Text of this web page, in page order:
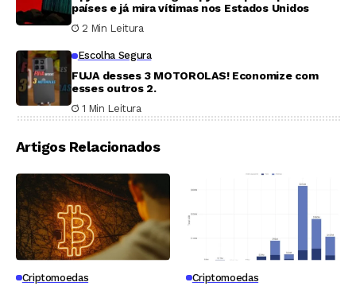
países e já mira vítimas nos Estados Unidos
2 Min Leitura
Escolha Segura
FUJA desses 3 MOTOROLAS! Economize com
esses outros 2.
1 Min Leitura
Artigos Relacionados
Criptomoedas Criptomoedas